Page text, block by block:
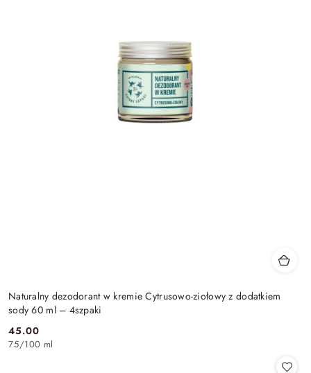
Naturalny dezodorant w kremie Cytrusowo-ziołowy z dodatkiem
sody 60 ml – 4szpaki
Cena:
45.00
75/100 ml